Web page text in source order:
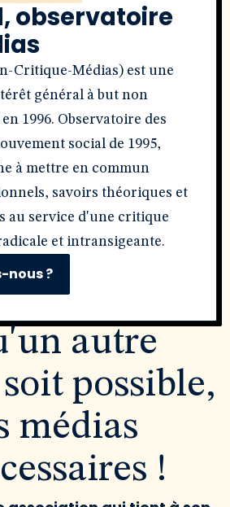
observatoire
Critique-Médias) est une
général à but non
1996. Observatoire des
social de 1995,
à mettre en commun
savoirs théoriques et
au service d'une critique
et intransigeante.
nous ?
autre
possible,
médias
!